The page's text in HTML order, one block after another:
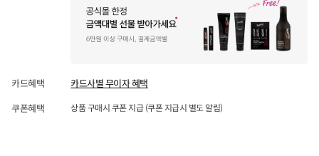
카드혜택 카드사별 무이자 혜택
쿠폰혜택 상품 구매시 쿠폰 지급 (쿠폰 지급시 별도 알림)